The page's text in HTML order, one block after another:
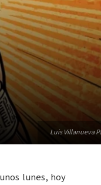
Luis Villanueva
lunes, hoy